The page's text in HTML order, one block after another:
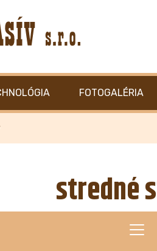
FOTOGALÉRIA
stredné